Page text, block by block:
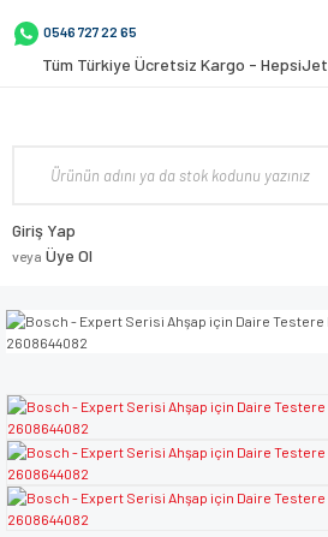
0546 727 22 65
Tüm Türkiye Ücretsiz Kargo - HepsiJet
Giriş Yap
veya Üye Ol